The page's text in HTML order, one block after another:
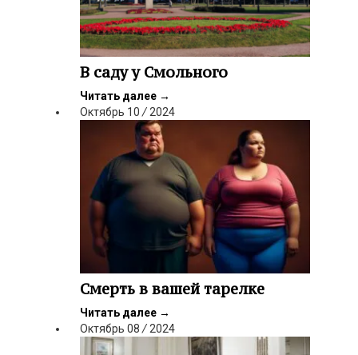
В саду у Смольного
Читать далее →
Октябрь 10/2024
Смерть в вашей тарелке
Читать далее →
Октябрь 08/2024